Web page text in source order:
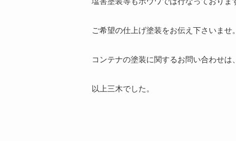
ご希望の仕上げ塗装をお伝え下さいませ。
コンテナの塗装に関するお問い合わせは
以上三木でした。